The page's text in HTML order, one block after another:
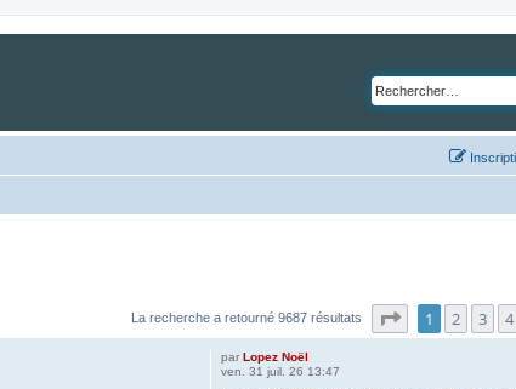
La recherche a retourné 9687 résultats Page sur 646
1 2 3 4
parLopez Noël
ven. 31 juil. 26 13:47